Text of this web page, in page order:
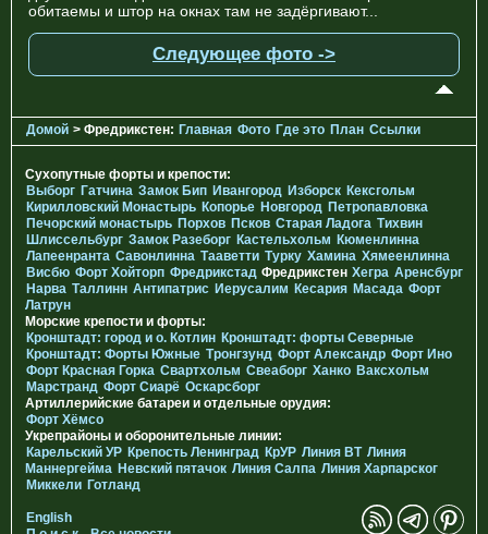
обитаемы и штор на окнах там не задёргивают...
Следующее фото ->
Домой > Фредрикстен: Главная Фото Где это План Ссылки
Сухопутные форты и крепости:
Выборг Гатчина Замок Бип Ивангород Изборск Кексгольм
Кирилловский Монастырь Копорье Новгород Петропавловка
Печорcкий монастырь Порхов Псков Старая Ладога Тихвин
Шлиссельбург Замок Разеборг Кастельхольм Кюменлинна
Лапеенранта Савонлинна Тааветти Турку Хамина Хямеенлинна
Висбю Форт Хойторп Фредрикстад Фредрикстен Хегра Аренсбург
Нарва Таллинн Антипатрис Иерусалим Кесария Масада Форт
Латрун
Морские крепости и форты:
Кронштадт: город и о. Котлин Кронштадт: форты Северные
Кронштадт: Форты Южные Тронгзунд Форт Александр Форт Ино
Форт Красная Горка Свартхольм Свеаборг Ханко Ваксхольм
Марстранд Форт Сиарё Оскарсборг
Артиллерийские батареи и отдельные орудия:
Форт Хёмсо
Укрепрайоны и оборонительные линии:
Карельский УР Крепость Ленинград КрУР Линия ВТ Линия
Маннергейма Невский пятачок Линия Салпа Линия Харпарског
Миккели Готланд
English